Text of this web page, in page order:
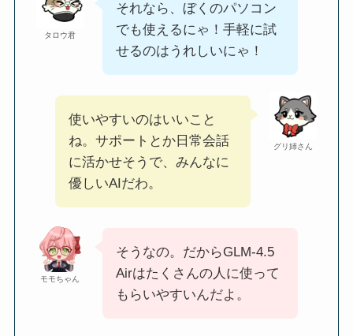
タロウ君
それなら、ぼくのパソコン
でも使えるにゃ！手軽に試
せるのはうれしいにゃ！
グリ姉さん
使いやすいのはいいこと
ね。サポートとか日常会話
に活かせそうで、みんなに
優しいAIだわ。
モモちゃん
そうなの。だからGLM‑4.5
Airはたくさんの人に使って
もらいやすいんだよ。